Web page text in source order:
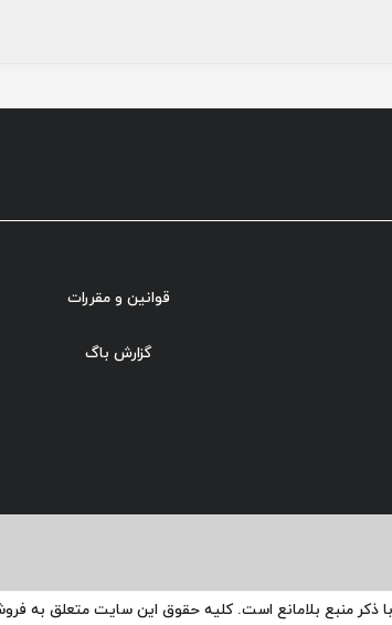
قوانین و مقررات
گزارش باگ
ذکر منبع بلامانع است. کلیه حقوق این سایت متعلق به